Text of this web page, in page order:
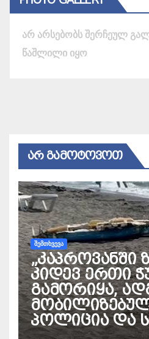
არ არსებობს შერჩეულ
წაშლილი იყო
ᲐᲠ ᲒᲐᲛᲝᲢᲝᲕᲝᲗ
ᲨᲔᲛᲗᲮᲕᲔᲕᲐ
„კაპროვანში
კიდევ ერთი
გამორიყა,
პოლიცია და